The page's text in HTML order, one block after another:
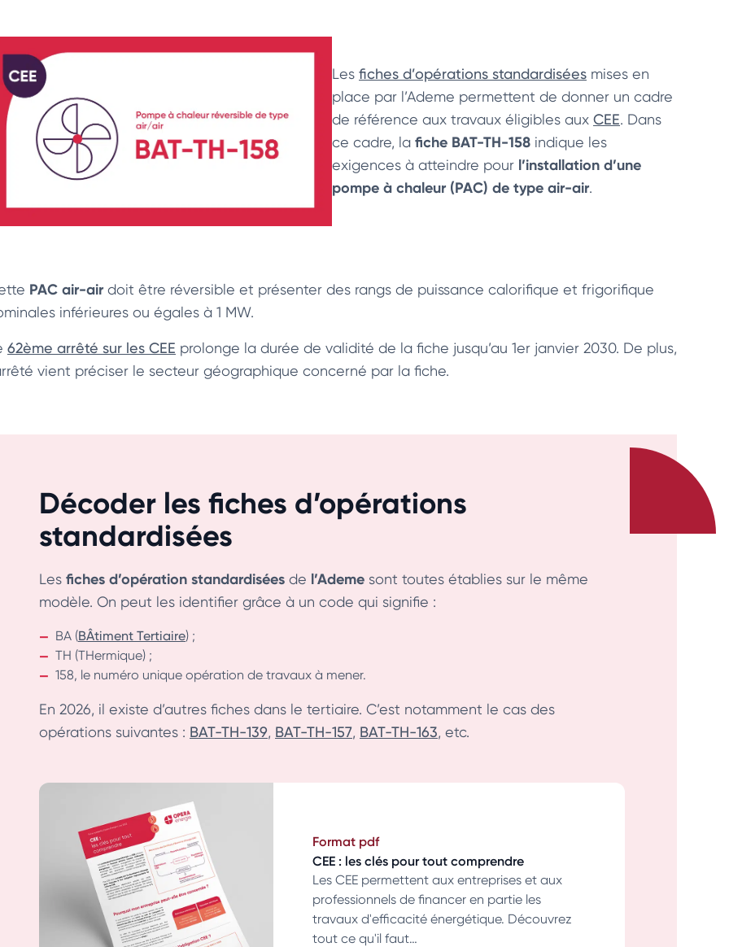
Les fiches d’opérations standardisées mises en
place par l’Ademe permettent de donner un cadre
de référence aux travaux éligibles aux CEE. Dans
ce cadre, la fiche BAT-TH-158 indique les
exigences à atteindre pour l’installation d’une
pompe à chaleur (PAC) de type air-air.
PAC air-air doit être réversible et présenter des rangs de puissance calorifique et frigorifique
inférieures ou égales à 1 MW.
62ème arrêté sur les CEE prolonge la durée de validité de la fiche jusqu’au 1er janvier 2030. De plus,
vient préciser le secteur géographique concerné par la fiche.
Décoder les fiches d’opérations
standardisées
Les fiches d’opération standardisées de l’Ademe sont toutes établies sur le même
modèle. On peut les identifier grâce à un code qui signifie :
BA (BÂtiment Tertiaire) ;
TH (THermique) ;
158, le numéro unique opération de travaux à mener.
En 2026, il existe d’autres fiches dans le tertiaire. C’est notamment le cas des
opérations suivantes : BAT-TH-139, BAT-TH-157, BAT-TH-163, etc.
Format pdf
CEE : les clés pour tout comprendre
Les CEE permettent aux entreprises et aux
professionnels de financer en partie les
travaux d'efficacité énergétique. Découvrez
tout ce qu'il faut…